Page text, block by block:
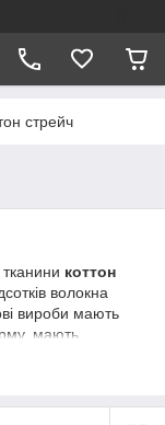
стрейч
коттон
волокна
вироби мають
мають
до тіла,